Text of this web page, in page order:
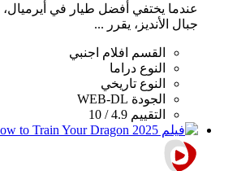
عندما يختفي أفضل طيار في
جبال الأنديز، يقرر ...
القسم
افلام اجنبي
النوع دراما
النوع تاريخي
الجودة WEB-DL
التقييم 4.9 / 10